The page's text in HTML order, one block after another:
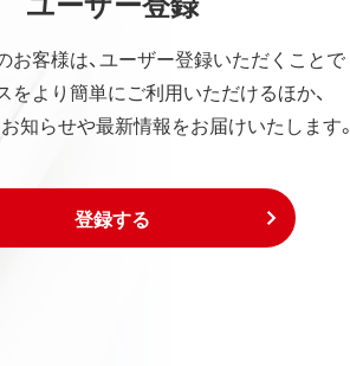
お客様は、ユーザー登録いただくことで
をより簡単にご利用いただけるほか、
知らせや最新情報をお届けいたします。
登録する